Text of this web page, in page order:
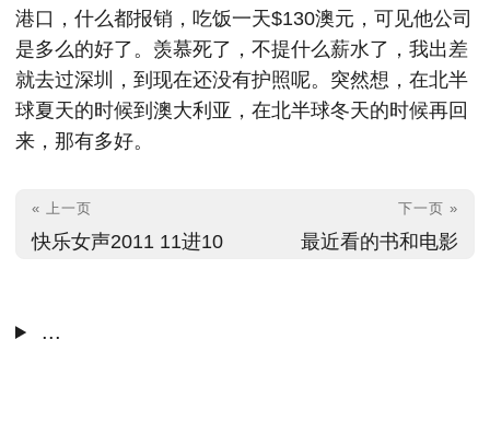
港口，什么都报销，吃饭一天$130澳元，可见他公司
是多么的好了。羡慕死了，不提什么薪水了，我出差
就去过深圳，到现在还没有护照呢。突然想，在北半
球夏天的时候到澳大利亚，在北半球冬天的时候再回
来，那有多好。
« 上一页
快乐女声2011 11进10
下一页 »
最近看的书和电影
...